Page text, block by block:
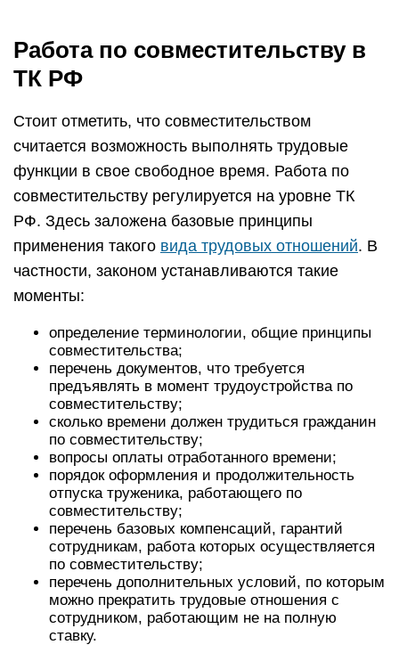
Работа по совместительству в
ТК РФ
Стоит отметить, что совместительством
считается возможность выполнять трудовые
функции в свое свободное время. Работа по
совместительству регулируется на уровне ТК
РФ. Здесь заложена базовые принципы
применения такого вида трудовых отношений. В
частности, законом устанавливаются такие
моменты:
определение терминологии, общие принципы
совместительства;
перечень документов, что требуется
предъявлять в момент трудоустройства по
совместительству;
сколько времени должен трудиться гражданин
по совместительству;
вопросы оплаты отработанного времени;
порядок оформления и продолжительность
отпуска труженика, работающего по
совместительству;
перечень базовых компенсаций, гарантий
сотрудникам, работа которых осуществляется
по совместительству;
перечень дополнительных условий, по которым
можно прекратить трудовые отношения с
сотрудником, работающим не на полную
ставку.